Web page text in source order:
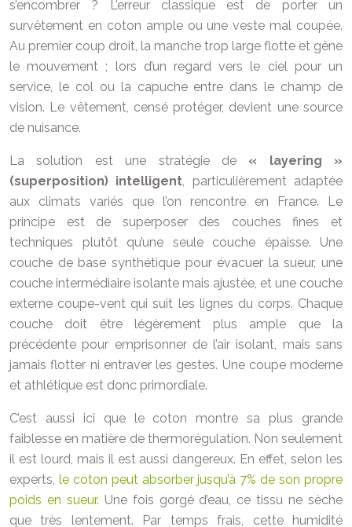
s’encombrer ? L’erreur classique est de porter un
survêtement en coton ample ou une veste mal coupée.
Au premier coup droit, la manche trop large flotte et gêne
le mouvement ; lors d’un regard vers le ciel pour un
service, le col ou la capuche entre dans le champ de
vision. Le vêtement, censé protéger, devient une source
de nuisance.
La solution est une stratégie de « layering »
(superposition) intelligent, particulièrement adaptée
aux climats variés que l’on rencontre en France. Le
principe est de superposer des couches fines et
techniques plutôt qu’une seule couche épaisse. Une
couche de base synthétique pour évacuer la sueur, une
couche intermédiaire isolante mais ajustée, et une couche
externe coupe-vent qui suit les lignes du corps. Chaque
couche doit être légèrement plus ample que la
précédente pour emprisonner de l’air isolant, mais sans
jamais flotter ni entraver les gestes. Une coupe moderne
et athlétique est donc primordiale.
C’est aussi ici que le coton montre sa plus grande
faiblesse en matière de thermorégulation. Non seulement
il est lourd, mais il est aussi dangereux. En effet, selon les
experts, le coton peut absorber jusqu’à 7% de son propre
poids en sueur. Une fois gorgé d’eau, ce tissu ne sèche
que très lentement. Par temps frais, cette humidité